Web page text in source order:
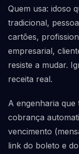
Quem usa: idoso
tradicional,
cartões,
empresarial,
resiste a mudar.
receita real.
A engenharia que
cobrança
vencimento
link do boleto e